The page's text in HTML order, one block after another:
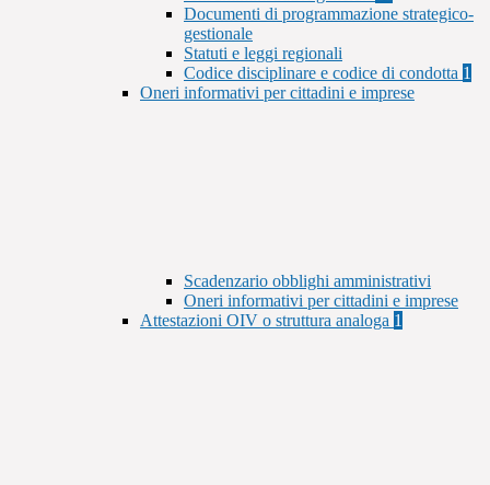
Documenti di programmazione strategico-
gestionale
Statuti e leggi regionali
Codice disciplinare e codice di condotta 1
Oneri informativi per cittadini e imprese
Scadenzario obblighi amministrativi
Oneri informativi per cittadini e imprese
Attestazioni OIV o struttura analoga 1